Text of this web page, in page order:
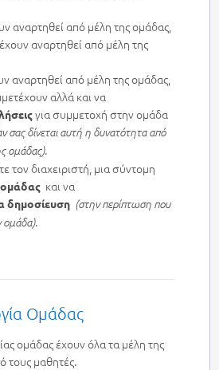
αναρτηθεί από μέλη της ομάδας,
αναρτηθεί από μέλη της
αναρτηθεί από μέλη της ομάδας,
αλλά και να
για συμμετοχή στην ομάδα
σας δίνεται αυτή η δυνατότητα από
ομάδας).
τον διαχειριστή, μια σύντομη
και να
δημοσίευση (στην περίπτωση που
ομάδα).
Ομάδας
ομάδας έχουν όλα τα μέλη της
τους μαθητές.